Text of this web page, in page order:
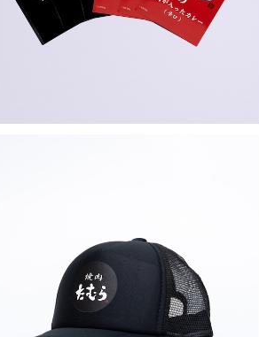
キャップ黒
¥1,900